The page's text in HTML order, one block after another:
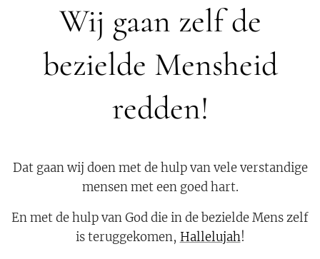
Wij gaan zelf de
bezielde Mensheid
redden!
Dat gaan wij doen met de hulp van vele verstandige
mensen met een goed hart.
En met de hulp van God die in de bezielde Mens zelf
is teruggekomen, Hallelujah!